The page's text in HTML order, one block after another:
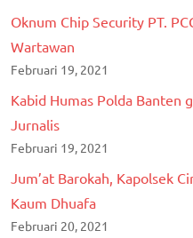
Oknum Chip Security PT.
Wartawan
Februari 19, 2021
Kabid Humas Polda Banten
Jurnalis
Februari 19, 2021
Jum’at Barokah, Kapolsek
Kaum Dhuafa
Februari 20, 2021